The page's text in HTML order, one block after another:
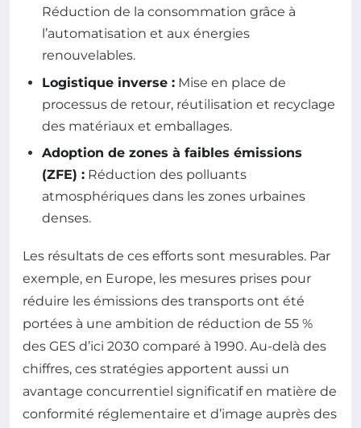
Réduction de la consommation grâce à
l’automatisation et aux énergies
renouvelables.
Logistique inverse : Mise en place de
processus de retour, réutilisation et recyclage
des matériaux et emballages.
Adoption de zones à faibles émissions
(ZFE) : Réduction des polluants
atmosphériques dans les zones urbaines
denses.
Les résultats de ces efforts sont mesurables. Par
exemple, en Europe, les mesures prises pour
réduire les émissions des transports ont été
portées à une ambition de réduction de 55 %
des GES d’ici 2030 comparé à 1990. Au-delà des
chiffres, ces stratégies apportent aussi un
avantage concurrentiel significatif en matière de
conformité réglementaire et d’image auprès des